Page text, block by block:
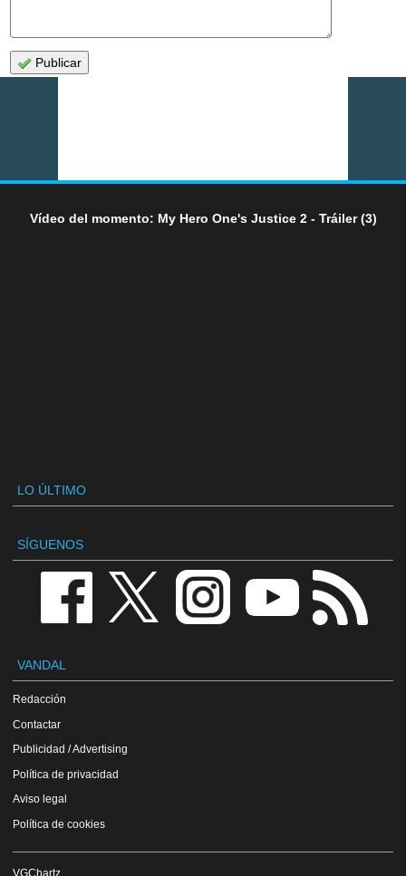
Publicar
Vídeo del momento: My Hero One's Justice 2 - Tráiler (3)
LO ÚLTIMO
SÍGUENOS
VANDAL
Redacción
Contactar
Publicidad / Advertising
Política de privacidad
Aviso legal
Política de cookies
VGChartz